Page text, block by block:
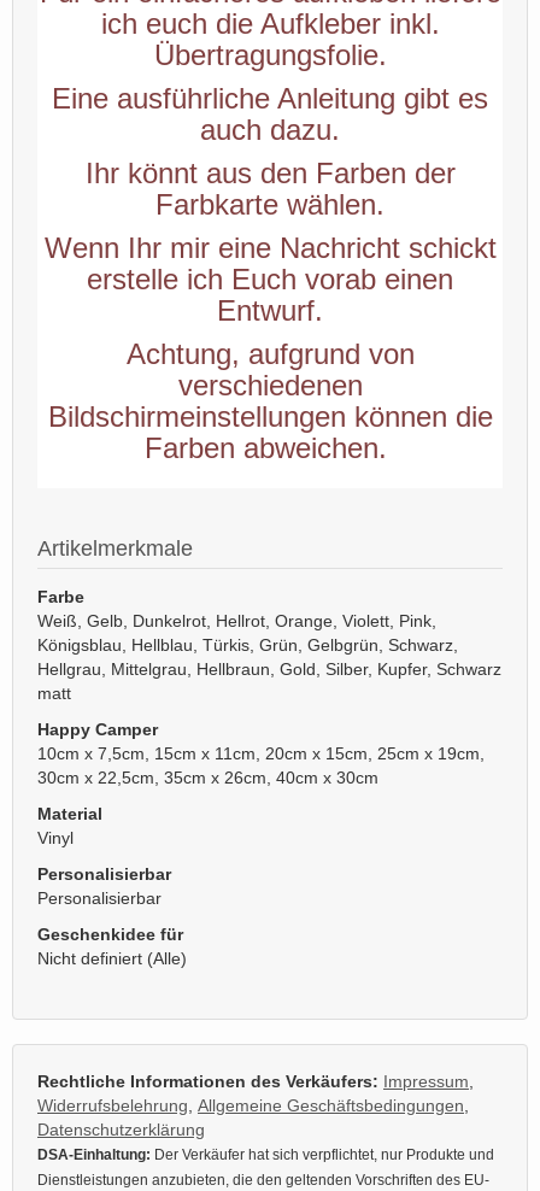
ich euch die Aufkleber inkl.
Übertragungsfolie.
Eine ausführliche Anleitung gibt es
auch dazu.
Ihr könnt aus den Farben der
Farbkarte wählen.
Wenn Ihr mir eine Nachricht schickt
erstelle ich Euch vorab einen
Entwurf.
Achtung, aufgrund von
verschiedenen
Bildschirmeinstellungen können die
Farben abweichen.
Artikelmerkmale
Farbe
Weiß, Gelb, Dunkelrot, Hellrot, Orange, Violett, Pink,
Königsblau, Hellblau, Türkis, Grün, Gelbgrün, Schwarz,
Hellgrau, Mittelgrau, Hellbraun, Gold, Silber, Kupfer, Schwarz
matt
Happy Camper
10cm x 7,5cm, 15cm x 11cm, 20cm x 15cm, 25cm x 19cm,
30cm x 22,5cm, 35cm x 26cm, 40cm x 30cm
Material
Vinyl
Personalisierbar
Personalisierbar
Geschenkidee für
Nicht definiert (Alle)
Rechtliche Informationen des Verkäufers: Impressum,
Widerrufsbelehrung, Allgemeine Geschäftsbedingungen,
Datenschutzerklärung
DSA-Einhaltung: Der Verkäufer hat sich verpflichtet, nur Produkte und
Dienstleistungen anzubieten, die den geltenden Vorschriften des EU-